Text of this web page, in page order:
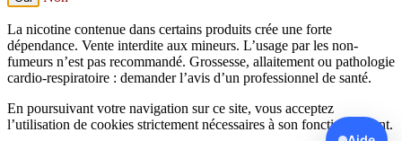
La nicotine contenue dans certains produits crée une forte
dépendance. Vente interdite aux mineurs. L’usage par les non-
fumeurs n’est pas recommandé. Grossesse, allaitement ou pathologie
cardio-respiratoire : demander l’avis d’un professionnel de santé.
En poursuivant votre navigation sur ce site, vous acceptez
l’utilisation de cookies strictement nécessaires à son fonctionnement.